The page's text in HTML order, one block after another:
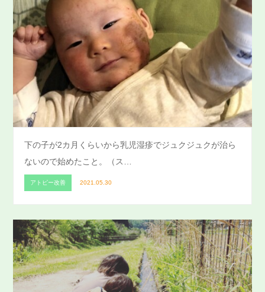
下の子が2カ月くらいから乳児湿疹でジュクジュクが治ら
ないので始めたこと。（ス…
アトピー改善 2021.05.30